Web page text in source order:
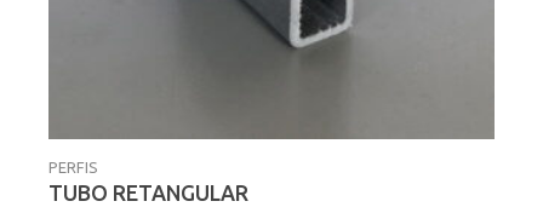
PERFIS
TUBO RETANGULAR